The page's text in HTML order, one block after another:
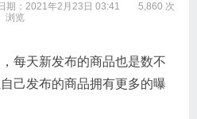
期：2021年2月23日 03:41
5,860 次
浏览
每天新发布的商品也是数不
己发布的商品拥有更多的曝